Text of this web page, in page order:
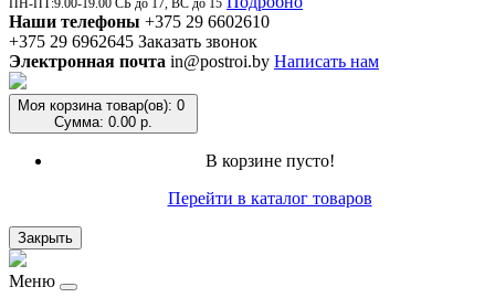
ПН-ПТ:9.00-19.00 СБ до 17, ВС до 15
Наши телефоны +375 29 6602610
+375 29 6962645 Заказать звонок
Электронная почта in@postroi.by Написать нам
Моя корзина товар(ов): 0
Сумма: 0.00 р.
В корзине пусто!
Перейти в каталог товаров
Закрыть
Меню